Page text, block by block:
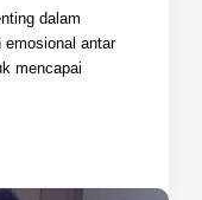
dalam
emosional antar
mencapai